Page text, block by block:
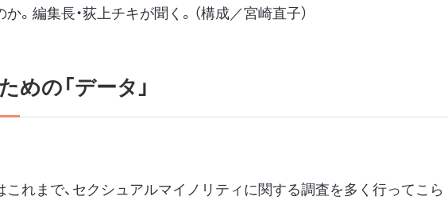
。編集長・荻上チキが聞く。（構成／宮崎直子）
めの「データ」
れまで、セクシュアルマイノリティに関する調査を多く行ってこら